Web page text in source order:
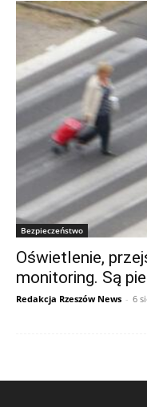
Bezpieczeństwo
Oświetlenie,
monitoring. Są
Redakcja Rzeszów News - 6